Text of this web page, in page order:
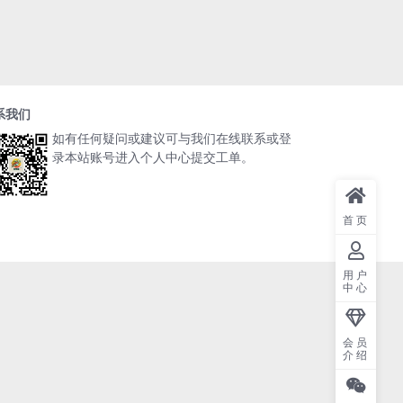
我们
如有任何疑问或建议可与我们在线联系或登
录本站账号进入个人中心提交工单。
首页
用户
中心
会员
介绍